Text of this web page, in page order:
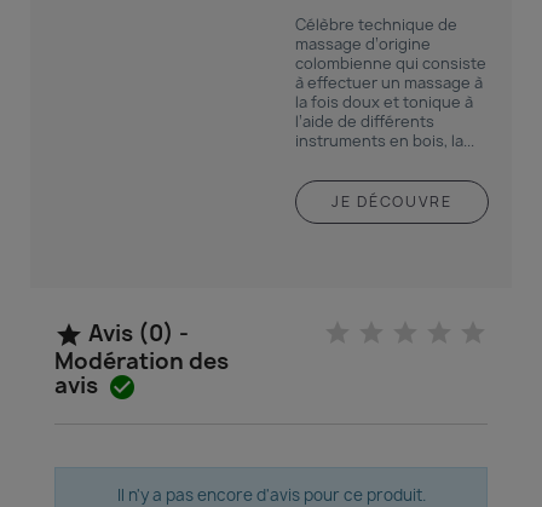
Célèbre technique de
massage d’origine
colombienne qui consiste
à effectuer un massage à
la fois doux et tonique à
l’aide de différents
instruments en bois, la...
JE DÉCOUVRE
 Avis (0) -
Modération des
avis 
Il n'y a pas encore d'avis pour ce produit.